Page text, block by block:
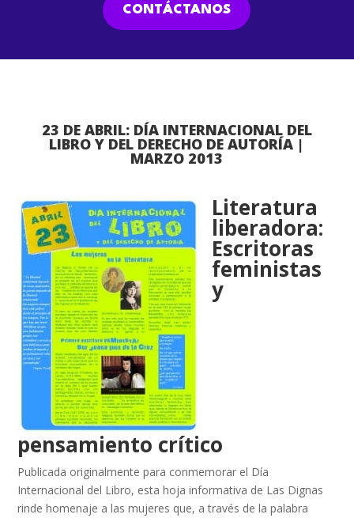
CONTÁCTANOS
23 DE ABRIL: DÍA INTERNACIONAL DEL
LIBRO Y DEL DERECHO DE AUTORÍA |
MARZO 2013
Literatura
liberadora:
Escritoras
feministas
y
pensamiento crítico
Publicada originalmente para conmemorar el Día
Internacional del Libro, esta hoja informativa de Las Dignas
rinde homenaje a las mujeres que, a través de la palabra